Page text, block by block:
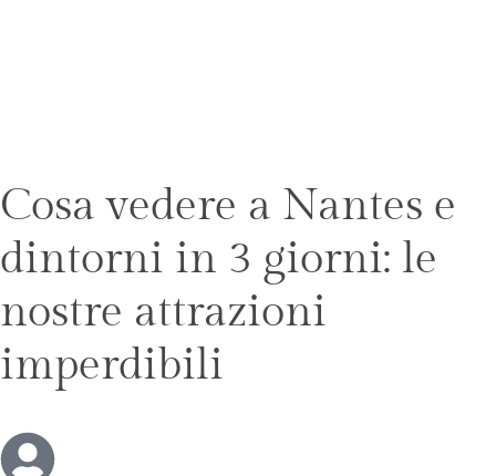
Cosa vedere a Nantes e
dintorni in 3 giorni: le
nostre attrazioni
imperdibili